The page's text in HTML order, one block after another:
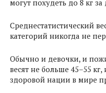
Среднестатистический
категорий никогда не
Обычно и девочки, и
весят не больше 45–55
здоровой нации в мире